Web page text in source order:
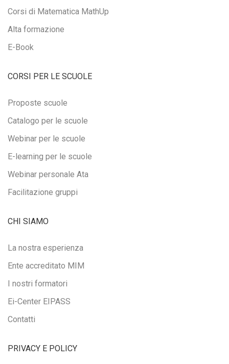
Corsi di Matematica MathUp
Alta formazione
E-Book
CORSI PER LE SCUOLE
Proposte scuole
Catalogo per le scuole
Webinar per le scuole
E-learning per le scuole
Webinar personale Ata
Facilitazione gruppi
CHI SIAMO
La nostra esperienza
Ente accreditato MIM
I nostri formatori
Ei-Center EIPASS
Contatti
PRIVACY E POLICY